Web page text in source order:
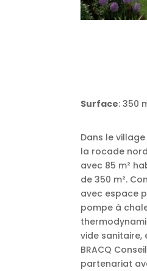
Surface: 350
Dans le
la rocade
avec 85 m²
de 350 m².
avec espace
pompe à
vide sanitaire,
BRACQ
partenariat